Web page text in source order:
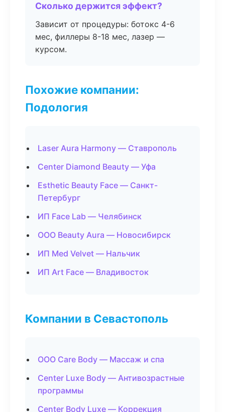
Сколько держится эффект?
Зависит от процедуры: ботокс 4-6
мес, филлеры 8-18 мес, лазер —
курсом.
Похожие компании:
Подология
Laser Aura Harmony — Ставрополь
Center Diamond Beauty — Уфа
Esthetic Beauty Face — Санкт-
Петербург
ИП Face Lab — Челябинск
ООО Beauty Aura — Новосибирск
ИП Med Velvet — Нальчик
ИП Art Face — Владивосток
Компании в Севастополь
ООО Care Body — Массаж и спа
Center Luxe Body — Антивозрастные
программы
Center Body Luxe — Коррекция